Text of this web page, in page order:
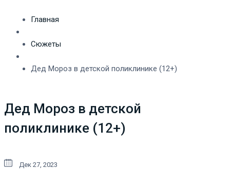
Главная
Сюжеты
Дед Мороз в детской поликлинике (12+)
Дед Мороз в детской
поликлинике (12+)
Дек 27, 2023